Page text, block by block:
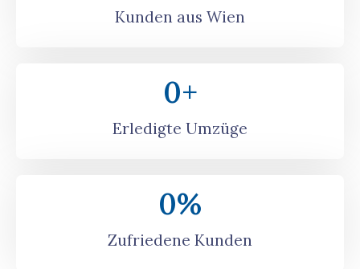
Kunden aus Wien
Erledigte Umzüge
0+
Zufriedene Kunden
0%